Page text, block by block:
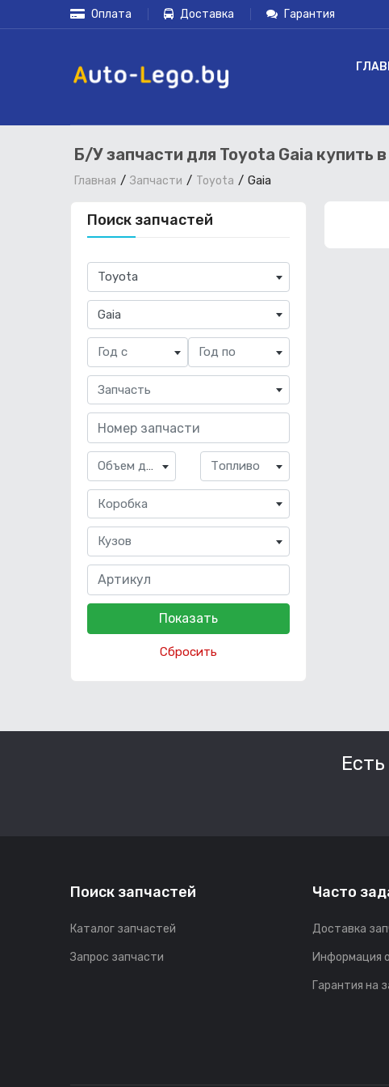
Оплата Доставка Гарантия
Б/У запчасти для Toyota Gaia купить
Главная Запчасти Toyota Gaia
Поиск запчастей
×
Toyota
×
Gaia
Год с Год по
Запчасть
Объем двигателя Топливо
Коробка
Кузов
Сбросить
Поиск запчастей
Каталог запчастей
Запрос запчасти
Часто
Доставка
Информация
Гарантия на